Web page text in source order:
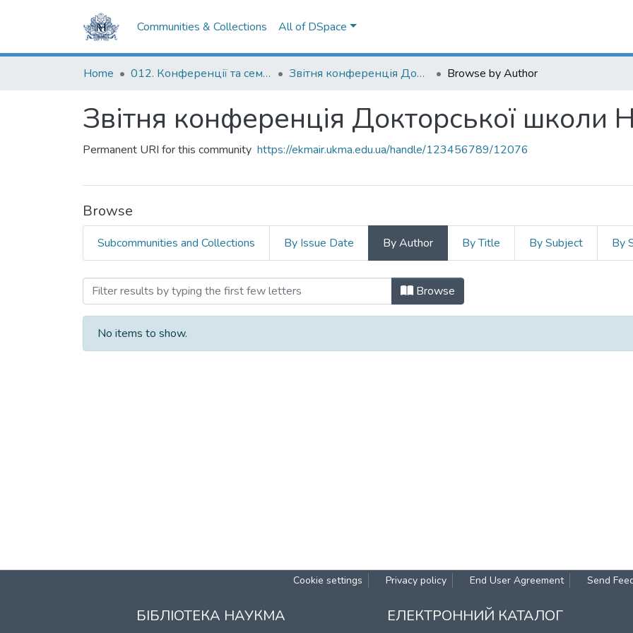
Communities & Collections All of DSpace
Home 012. Конференції та семінари НаУКМА Звітня конференція Докторської школи НаУКМА Browse by Author
Звітня конференція Докторської
Permanent URI for this community https://ekmair.ukma.edu.ua/handle/123456789/12076
Browse
Subcommunities and Collections By Issue Date By Author By Title By Subject By
Browsing Звітня конференція Докторської школи НаУКМА
Browse
No items to show.
Cookie settings Privacy policy End User Agreement Send
БІБЛІОТЕКА НАУКМА ЕЛЕКТРОННИЙ КАТАЛОГ